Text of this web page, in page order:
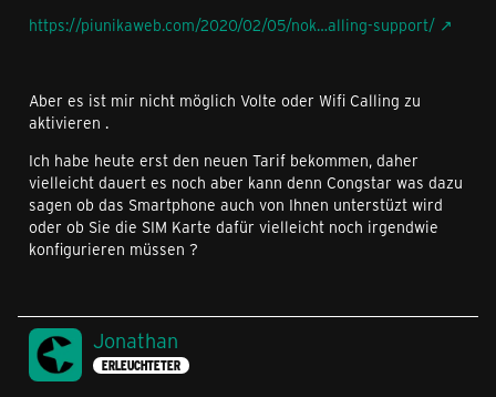
https://piunikaweb.com/2020/02/05/nok…alling-support/
Aber es ist mir nicht möglich Volte oder Wifi Calling zu
aktivieren .
Ich habe heute erst den neuen Tarif bekommen, daher
vielleicht dauert es noch aber kann denn Congstar was dazu
sagen ob das Smartphone auch von Ihnen unterstüzt wird
oder ob Sie die SIM Karte dafür vielleicht noch irgendwie
konfigurieren müssen ?
Jonathan
ERLEUCHTETER